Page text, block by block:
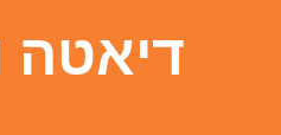
דיאטה